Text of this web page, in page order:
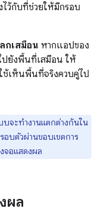
ไว้กับที่ช่วยให้มีกรอบ
กเสมือน หากแอปของ
ปยังพื้นที่เสมือน ให้
ช้เห็นพื้นที่จริงควบคู่ไป
บจะทำงานแตกต่างกันใน
อบตัวผ่านขอบเขตการ
จอแสดงผล
ผล